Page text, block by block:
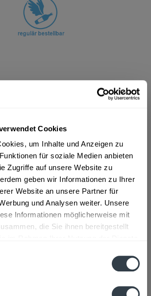
Cookies
um Inhalte und Anzeigen zu
für soziale Medien anbieten
Zugriffe auf unsere Website zu
geben wir Informationen zu Ihrer
Website an unsere Partner für
und Analysen weiter. Unsere
Informationen möglicherweise mit
die Sie ihnen bereitgestellt
23488